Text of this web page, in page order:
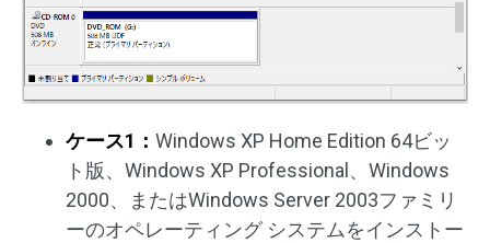
ケース1： Windows XP Home Edition 64ビッ
ト版、Windows XP Professional、Windows
2000、またはWindows Server 2003ファミリ
ーのオペレーティング システムをインストー